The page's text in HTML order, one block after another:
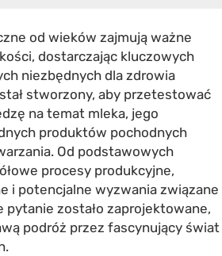
od wieków zajmują ważne
dostarczając kluczowych
niezbędnych dla zdrowia
stworzony, aby przetestować
na temat mleka, jego
produktów pochodnych
Od podstawowych
procesy produkcyjne,
i potencjalne wyzwania związane
pytanie zostało zaprojektowane,
podróż przez fascynujący świat